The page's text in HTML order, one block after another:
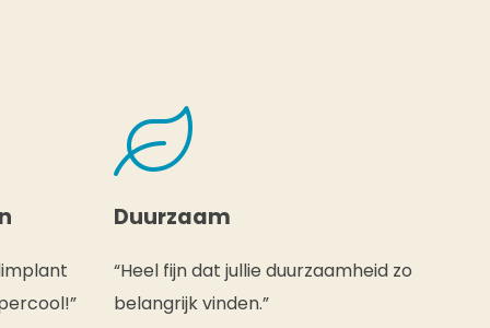
Duurzaam
“Heel fijn dat jullie duurzaamheid zo
belangrijk vinden.”